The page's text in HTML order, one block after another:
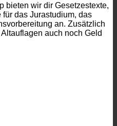
bieten wir dir Gesetzestexte,
das Jurastudium, das
an. Zusätzlich
auch noch Geld